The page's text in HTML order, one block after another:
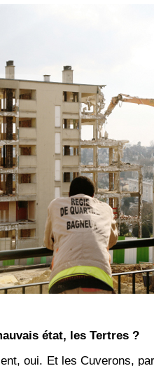
état, les Tertres ?
oui. Et les Cuverons,